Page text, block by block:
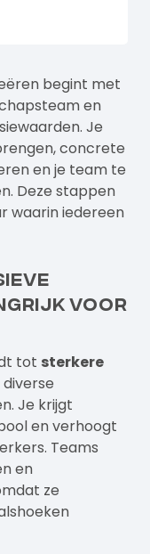
begint met
en
Je
concrete
en je team te
Deze stappen
waarin iedereen
voor
tot sterkere
Je krijgt
en verhoogt
Teams
en
ze